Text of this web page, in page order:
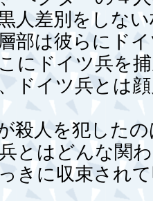
人差別をしな
部は彼らにド
にドイツ兵を
ドイツ兵とは
殺人を犯した
とはどんな関
きに収束され